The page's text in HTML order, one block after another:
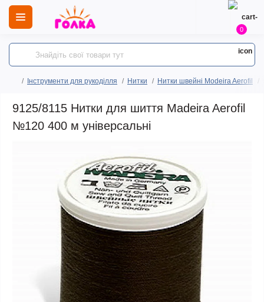
0
Інструменти для рукоділля Нитки Нитки швейні Modeira Aerofil
9125/8115 Нитки для шиття Madeira Aerofil
№120 400 м універсальні